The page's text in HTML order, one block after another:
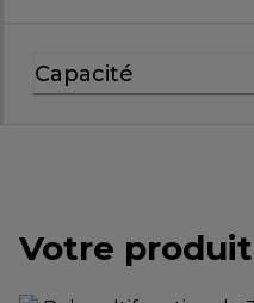
Capacité
Votre